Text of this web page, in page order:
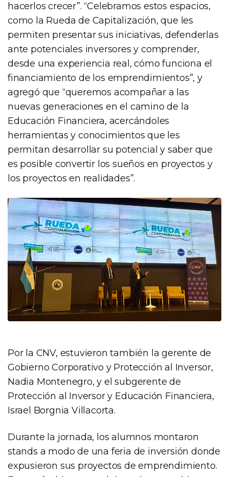
hacerlos crecer”. “Celebramos estos espacios,
como la Rueda de Capitalización, que les
permiten presentar sus iniciativas, defenderlas
ante potenciales inversores y comprender,
desde una experiencia real, cómo funciona el
financiamiento de los emprendimientos”, y
agregó que “queremos acompañar a las
nuevas generaciones en el camino de la
Educación Financiera, acercándoles
herramientas y conocimientos que les
permitan desarrollar su potencial y saber que
es posible convertir los sueños en proyectos y
los proyectos en realidades”.
Por la CNV, estuvieron también la gerente de
Gobierno Corporativo y Protección al Inversor,
Nadia Montenegro, y el subgerente de
Protección al Inversor y Educación Financiera,
Israel Borgnia Villacorta.
Durante la jornada, los alumnos montaron
stands a modo de una feria de inversión donde
expusieron sus proyectos de emprendimiento.